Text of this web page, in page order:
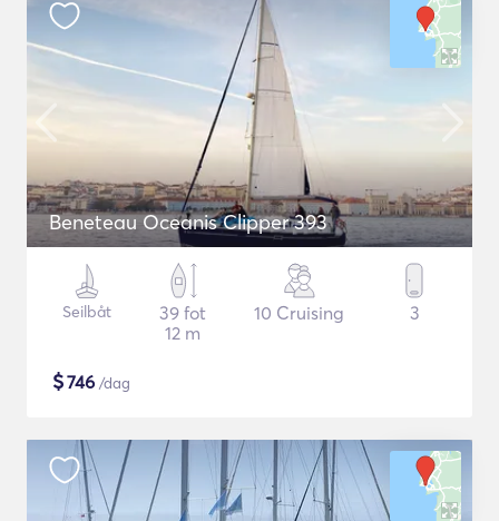
Beneteau Oceanis Clipper 393
Seilbåt
39 fot
12 m
10 Cruising 3
$746 /dag